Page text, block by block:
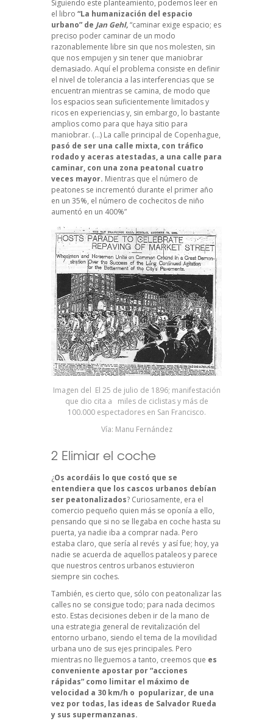
Siguiendo este planteamiento, podemos leer en
el libro “La humanización del espacio
urbano” de Jan Gehl,“caminar exige espacio; es
preciso poder caminar de un modo
razonablemente libre sin que nos molesten, sin
que nos empujen y sin tener que maniobrar
demasiado. Aquí el problema consiste en definir
el nivel de tolerancia a las interferencias que se
encuentran mientras se camina, de modo que
los espacios sean suficientemente limitados y
ricos en experiencias y, sin embargo, lo bastante
amplios como para que haya sitio para
maniobrar. (…) La calle principal de Copenhague,
pasó de ser una calle mixta, con tráfico
rodado y aceras atestadas, a una calle para
caminar, con una zona peatonal cuatro
veces mayor. Mientras que el número de
peatones se incrementó durante el primer año
en un 35%, el número de cochecitos de niño
aumentó en un 400%”
Imagen del El 25 de julio de 1896; manifestación
que dio cita a miles de ciclistas y más de
100.000 espectadores en San Francisco.
Vía: Manu Fernández
2 Elimiar el coche
¿Os acordáis lo que costó que se
entendiera que los cascos urbanos debían
ser peatonalizados? Curiosamente, era el
comercio pequeño quien más se oponía a ello,
pensando que si no se llegaba en coche hasta su
puerta, ya nadie iba a comprar nada. Pero
estaba claro, que sería al revés y así fue; hoy, ya
nadie se acuerda de aquellos pataleos y parece
que nuestros centros urbanos estuvieron
siempre sin coches.
También, es cierto que, sólo con peatonalizar las
calles no se consigue todo; para nada decimos
esto. Estas decisiones deben ir de la mano de
una estrategia general de revitalización del
entorno urbano, siendo el tema de la movilidad
urbana uno de sus ejes principales. Pero
mientras no lleguemos a tanto, creemos que es
conveniente apostar por “acciones
rápidas” como limitar el máximo de
velocidad a 30 km/h o popularizar, de una
vez por todas, las ideas de Salvador Rueda
y sus supermanzanas.